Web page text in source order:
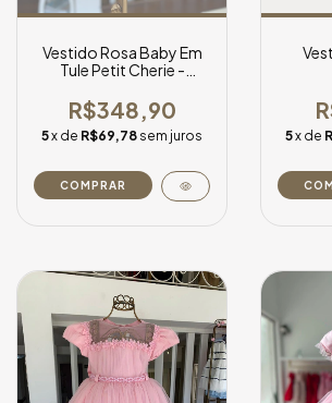
Vestido Rosa Baby Em
Tule Petit Cherie -
R$348,90
5x de R$69,78 sem juros
COMPRAR
5x de